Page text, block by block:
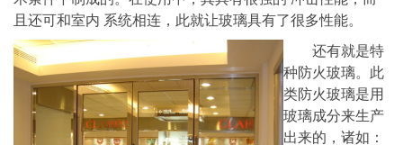
且还可和室内 系统相连，此就让玻璃具有了很多性能。
还有就是特
种防火玻璃。此
类防火玻璃是用
玻璃成分来生产
出来的，诸如：